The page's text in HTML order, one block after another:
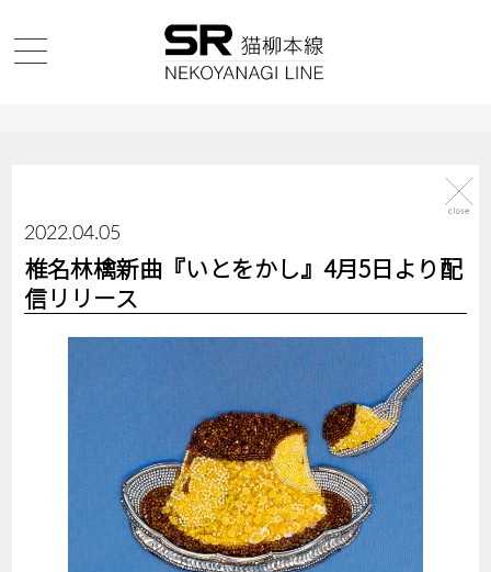
2022.04.05
椎名林檎新曲『いとをかし』4月5日より配
信リリース